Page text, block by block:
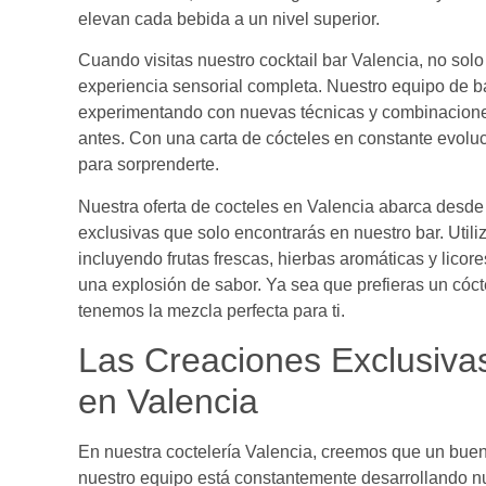
elevan cada bebida a un nivel superior.
Cuando visitas nuestro cocktail bar Valencia, no
experiencia sensorial completa. Nuestro equipo de
experimentando con nuevas técnicas y
antes. Con una carta de cócteles en constante
para sorprenderte.
Nuestra oferta de cocteles en Valencia abarca
exclusivas que solo encontrarás en nuestro bar.
incluyendo frutas frescas, hierbas aromáticas y
una explosión de sabor. Ya sea que prefieras un
tenemos la mezcla perfecta para ti.
Las Creaciones
en Valencia
En nuestra coctelería Valencia, creemos que un
nuestro equipo está constantemente desarrollando